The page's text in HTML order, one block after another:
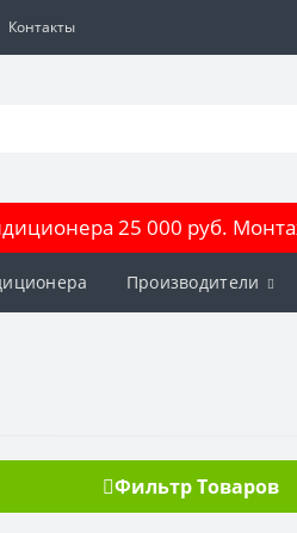
Контакты
25 000 руб.
Производители
Фильтр Товаров